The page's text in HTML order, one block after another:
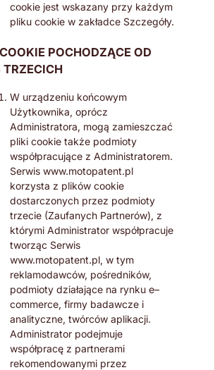
cookie jest wskazany przy każdym
pliku cookie w zakładce Szczegóły.
POCHODZĄCE OD
TRZECICH
W urządzeniu końcowym
Użytkownika, oprócz
Administratora, mogą zamieszczać
pliki cookie także podmioty
współpracujące z Administratorem.
Serwis www.motopatent.pl
korzysta z plików cookie
dostarczonych przez podmioty
trzecie (Zaufanych Partnerów), z
którymi Administrator współpracuje
tworząc Serwis
www.motopatent.pl, w tym
reklamodawców, pośredników,
podmioty działające na rynku e–
commerce, firmy badawcze i
analityczne, twórców aplikacji.
Administrator podejmuje
współpracę z partnerami
rekomendowanymi przez